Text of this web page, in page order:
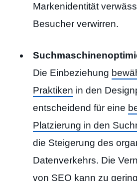
Markenidentität
Besucher verwirren.
Die Einbeziehung
Praktiken in den
entscheidend für eine
Platzierung in den
die Steigerung des
Datenverkehrs. Die
von SEO kann zu